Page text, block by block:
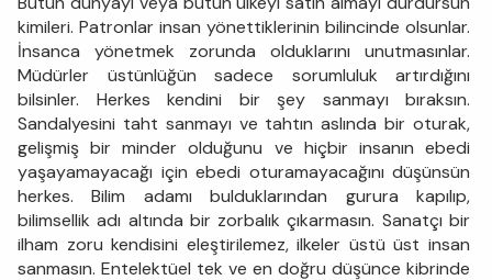
kimileri. Patronlar insan yönettiklerinin bilincinde olsunlar.
İnsanca yönetmek zorunda olduklarını unutmasınlar.
Müdürler üstünlüğün sadece sorumluluk artırdığını
bilsinler. Herkes kendini bir şey sanmayı bıraksın.
Sandalyesini taht sanmayı ve tahtın aslında bir oturak,
gelişmiş bir minder olduğunu ve hiçbir insanın ebedi
yaşayamayacağı için ebedi oturamayacağını düşünsün
herkes. Bilim adamı bulduklarından gurura kapılıp,
bilimsellik adı altında bir zorbalık çıkarmasın. Sanatçı bir
ilham zoru kendisini eleştirilemez, ilkeler üstü üst insan
sanmasın. Entelektüel tek ve en doğru düşünce kibrinde